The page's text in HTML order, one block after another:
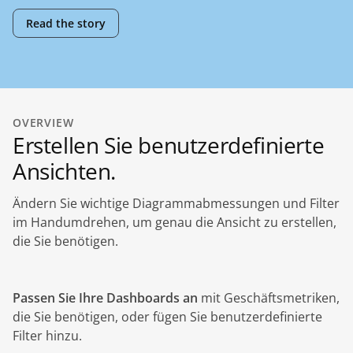
Read the story
OVERVIEW
Erstellen Sie benutzerdefinierte
Ansichten.
Ändern Sie wichtige Diagrammabmessungen und Filter
im Handumdrehen, um genau die Ansicht zu erstellen,
die Sie benötigen.
Passen Sie Ihre Dashboards an mit Geschäftsmetriken,
die Sie benötigen, oder fügen Sie benutzerdefinierte
Filter hinzu.